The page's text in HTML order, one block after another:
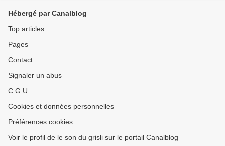
Hébergé par Canalblog
Top articles
Pages
Contact
Signaler un abus
C.G.U.
Cookies et données personnelles
Préférences cookies
Voir le profil de le son du grisli sur le portail Canalblog